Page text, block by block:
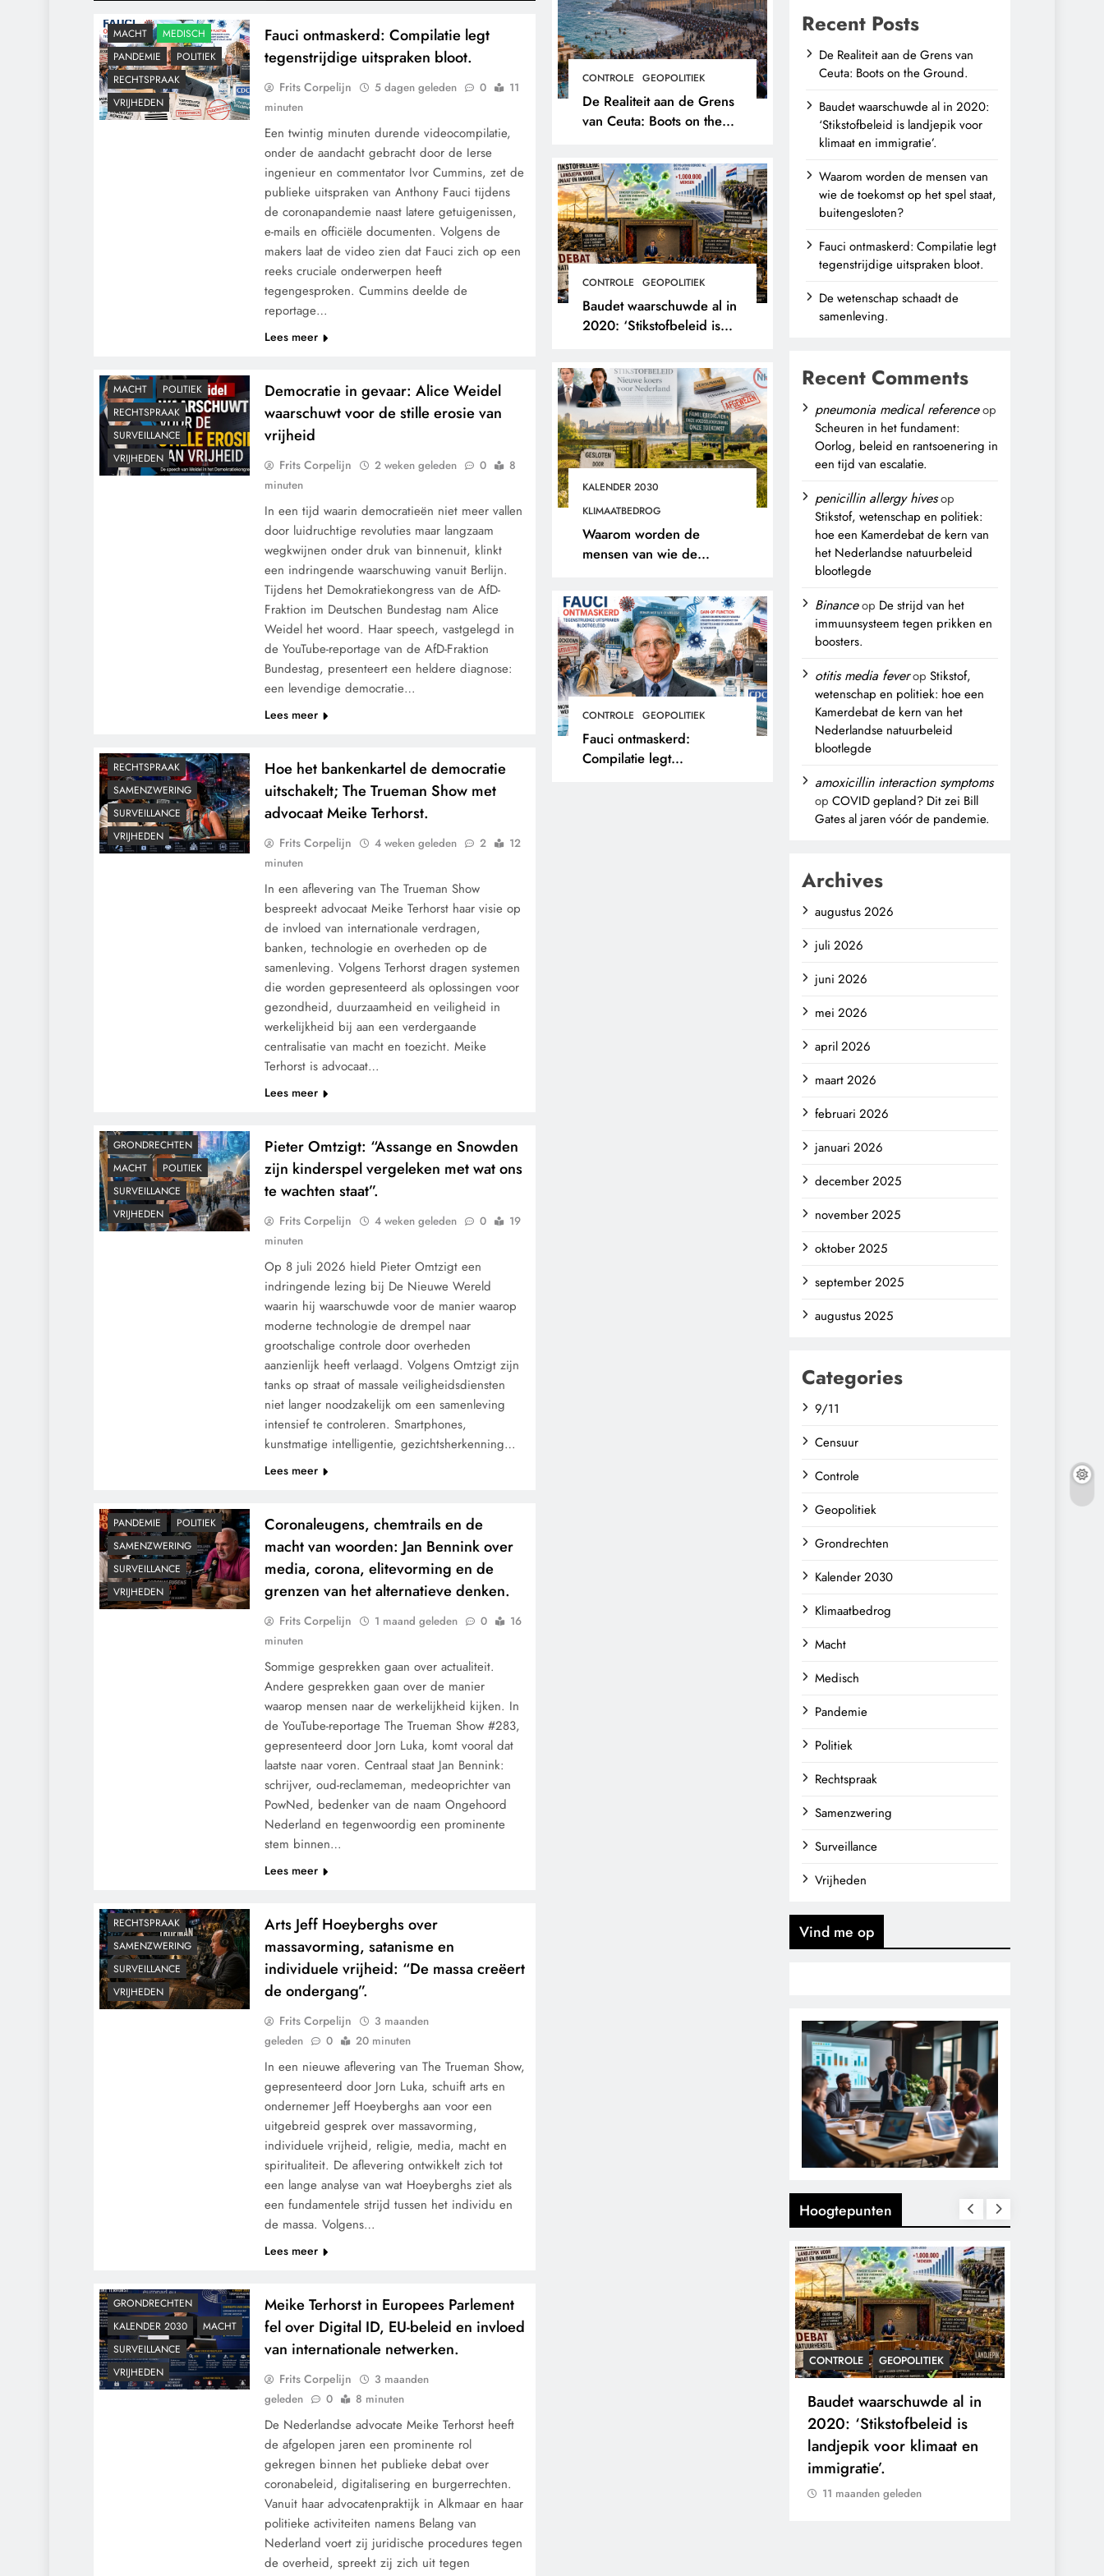
CONTROLE GEOPOLITIEK
De Realiteit aan de Grens
van Ceuta: Boots on the
CONTROLE GEOPOLITIEK
Baudet waarschuwde al in
2020: ‘Stikstofbeleid is
immigratie’.
KALENDER 2030
KLIMAATBEDROG
Waarom worden de
mensen van wie de
buitengesloten?
CONTROLE GEOPOLITIEK
Fauci ontmaskerd:
Compilatie legt
MACHT
MEDISCH
PANDEMIE
POLITIEK
RECHTSPRAAK
VRIJHEDEN
Fauci ontmaskerd: Compilatie legt
tegenstrijdige uitspraken bloot.
Frits Corpelijn 5 dagen geleden 0
11
minuten
Een twintig minuten durende videocompilatie,
onder de aandacht gebracht door de Ierse
ingenieur en commentator Ivor Cummins, zet de
publieke uitspraken van Anthony Fauci tijdens
de coronapandemie naast latere getuigenissen,
e-mails en officiële documenten. Volgens de
makers laat de video zien dat Fauci zich op een
reeks cruciale onderwerpen heeft
tegengesproken. Cummins deelde de
reportage…
Lees meer
MACHT
POLITIEK
RECHTSPRAAK
SURVEILLANCE
VRIJHEDEN
Democratie in gevaar: Alice Weidel
waarschuwt voor de stille erosie van
vrijheid
Frits Corpelijn 2 weken geleden 0
8
minuten
In een tijd waarin democratieën niet meer vallen
door luidruchtige revoluties maar langzaam
wegkwijnen onder druk van binnenuit, klinkt
een indringende waarschuwing vanuit Berlijn.
Tijdens het Demokratiekongress van de AfD-
Fraktion im Deutschen Bundestag nam Alice
Weidel het woord. Haar speech, vastgelegd in
de YouTube-reportage van de AfD-Fraktion
Bundestag, presenteert een heldere diagnose:
een levendige democratie…
Lees meer
RECHTSPRAAK
SAMENZWERING
SURVEILLANCE
VRIJHEDEN
Hoe het bankenkartel de democratie
uitschakelt; The Trueman Show met
advocaat Meike Terhorst.
Frits Corpelijn 4 weken geleden 2
12
minuten
In een aflevering van The Trueman Show
bespreekt advocaat Meike Terhorst haar visie op
de invloed van internationale verdragen,
banken, technologie en overheden op de
samenleving. Volgens Terhorst dragen systemen
die worden gepresenteerd als oplossingen voor
gezondheid, duurzaamheid en veiligheid in
werkelijkheid bij aan een verdergaande
centralisatie van macht en toezicht. Meike
Terhorst is advocaat…
Lees meer
GRONDRECHTEN
MACHT
POLITIEK
SURVEILLANCE
VRIJHEDEN
Pieter Omtzigt: “Assange en Snowden
zijn kinderspel vergeleken met wat ons
te wachten staat”.
Frits Corpelijn 4 weken geleden 0
19
minuten
Op 8 juli 2026 hield Pieter Omtzigt een
indringende lezing bij De Nieuwe Wereld
waarin hij waarschuwde voor de manier waarop
moderne technologie de drempel naar
grootschalige controle door overheden
aanzienlijk heeft verlaagd. Volgens Omtzigt zijn
tanks op straat of massale veiligheidsdiensten
niet langer noodzakelijk om een samenleving
intensief te controleren. Smartphones,
kunstmatige intelligentie, gezichtsherkenning…
Lees meer
PANDEMIE
POLITIEK
SAMENZWERING
SURVEILLANCE
VRIJHEDEN
Coronaleugens, chemtrails en de
macht van woorden: Jan Bennink over
media, corona, elitevorming en de
grenzen van het alternatieve denken.
Frits Corpelijn 1 maand geleden 0
16
minuten
Sommige gesprekken gaan over actualiteit.
Andere gesprekken gaan over de manier
waarop mensen naar de werkelijkheid kijken. In
de YouTube-reportage The Trueman Show #283,
gepresenteerd door Jorn Luka, komt vooral dat
laatste naar voren. Centraal staat Jan Bennink:
schrijver, oud-reclameman, medeoprichter van
PowNed, bedenker van de naam Ongehoord
Nederland en tegenwoordig een prominente
stem binnen…
Lees meer
RECHTSPRAAK
SAMENZWERING
SURVEILLANCE
VRIJHEDEN
Arts Jeff Hoeyberghs over
massavorming, satanisme en
individuele vrijheid: “De massa creëert
de ondergang”.
Frits Corpelijn
3 maanden
geleden
0 20 minuten
In een nieuwe aflevering van The Trueman Show,
gepresenteerd door Jorn Luka, schuift arts en
ondernemer Jeff Hoeyberghs aan voor een
uitgebreid gesprek over massavorming,
individuele vrijheid, religie, media, macht en
spiritualiteit. De aflevering ontwikkelt zich tot
een lange analyse van wat Hoeyberghs ziet als
een fundamentele strijd tussen het individu en
de massa. Volgens…
Lees meer
GRONDRECHTEN
KALENDER 2030
MACHT
SURVEILLANCE
VRIJHEDEN
Meike Terhorst in Europees Parlement
fel over Digital ID, EU-beleid en invloed
van internationale netwerken.
Frits Corpelijn
3 maanden
geleden
0 8 minuten
De Nederlandse advocate Meike Terhorst heeft
de afgelopen jaren een prominente rol
gekregen binnen het publieke debat over
coronabeleid, digitalisering en burgerrechten.
Vanuit haar advocatenpraktijk in Alkmaar en haar
politieke activiteiten namens Belang van
Nederland voert zij juridische procedures tegen
de overheid, spreekt zij zich uit tegen
Recent Posts
De Realiteit aan de Grens van
Ceuta: Boots on the Ground.
Baudet waarschuwde al in 2020:
‘Stikstofbeleid is landjepik voor
klimaat en immigratie’.
Waarom worden de mensen van
wie de toekomst op het spel staat,
buitengesloten?
Fauci ontmaskerd: Compilatie legt
tegenstrijdige uitspraken bloot.
De wetenschap schaadt de
samenleving.
Recent Comments
pneumonia medical referenceop
Scheuren in het fundament:
Oorlog, beleid en rantsoenering in
een tijd van escalatie.
penicillin allergy hivesop
Stikstof, wetenschap en politiek:
hoe een Kamerdebat de kern van
het Nederlandse natuurbeleid
blootlegde
Binanceop De strijd van het
immuunsysteem tegen prikken en
boosters.
otitis media feverop Stikstof,
wetenschap en politiek: hoe een
Kamerdebat de kern van het
Nederlandse natuurbeleid
blootlegde
amoxicillin interaction symptoms
op COVID gepland? Dit zei Bill
Gates al jaren vóór de pandemie.
Archives
augustus 2026
juli 2026
juni 2026
mei 2026
april 2026
maart 2026
februari 2026
januari 2026
december 2025
november 2025
oktober 2025
september 2025
augustus 2025
Categories
9/11
Censuur
Controle
Geopolitiek
Grondrechten
Kalender 2030
Klimaatbedrog
Macht
Medisch
Pandemie
Politiek
Rechtspraak
Samenzwering
Surveillance
Vrijheden
Vind me op
Hoogtepunten
CONTROLE GEOPOLITIEK
Baudet waarschuwde al in
2020: ‘Stikstofbeleid is
landjepik voor klimaat en
immigratie’.
11 maanden geleden